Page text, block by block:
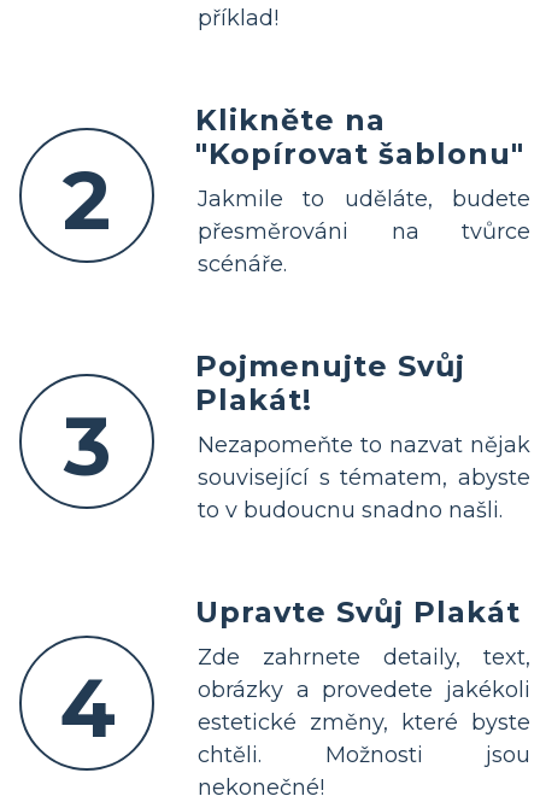
příklad!
2
Klikněte na
"Kopírovat šablonu"
Jakmile to uděláte, budete
přesměrováni na tvůrce
scénáře.
3
Pojmenujte Svůj
Plakát!
Nezapomeňte to nazvat nějak
související s tématem, abyste
to v budoucnu snadno našli.
4
Upravte Svůj Plakát
Zde zahrnete detaily, text,
obrázky a provedete jakékoli
estetické změny, které byste
chtěli. Možnosti jsou
nekonečné!